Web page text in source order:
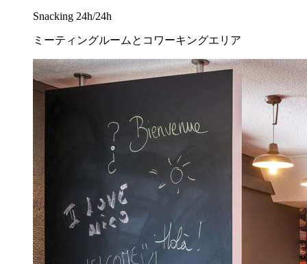
Snacking 24h/24h
ミーティングルームとコワーキングエリア